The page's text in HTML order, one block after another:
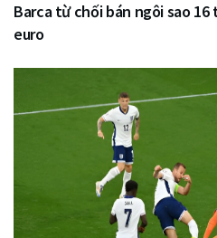
Barca từ chối bán ngôi sao 16
euro